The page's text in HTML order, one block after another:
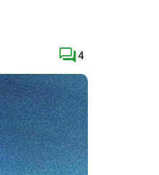
4